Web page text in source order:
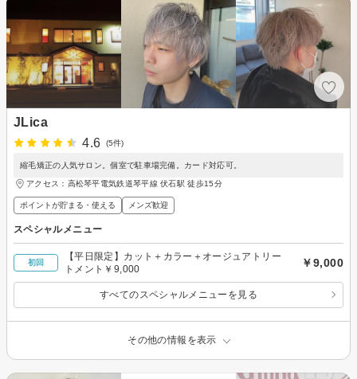
JLica
4.6
(5件)
縮毛矯正の人気サロン。個室で駐車場完備。カード対応可。
アクセス：高松琴平電気鉄道琴平線 伏石駅 徒歩15分
ポイントが貯まる・使える メンズ歓迎
スペシャルメニュー
初回
【平日限定】カット＋カラー＋オージュアトリー
トメント￥9,000
￥9,000
すべてのスペシャルメニューを見る
その他の情報を表示